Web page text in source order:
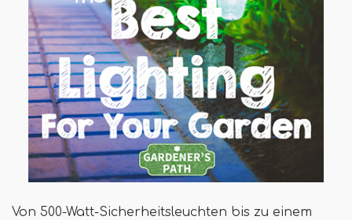
Von 500-Watt-Sicherheitsleuchten bis zu einem